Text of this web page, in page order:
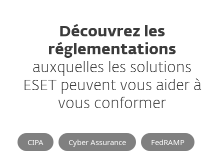
Découvrez les
réglementations
auxquelles les solutions
ESET peuvent vous aider à
vous conformer
CIPA Cyber Assurance FedRAMP